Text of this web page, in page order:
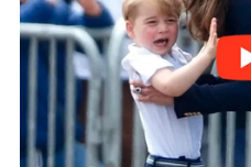
c
e
b
o
n
e
i
t
t
p